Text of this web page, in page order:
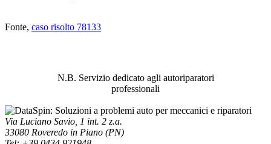
Fonte, caso risolto 78133
N.B. Servizio dedicato agli autoriparatori
professionali
Via Luciano Savio, 1 int. 2 z.a.
33080 Roveredo in Piano (PN)